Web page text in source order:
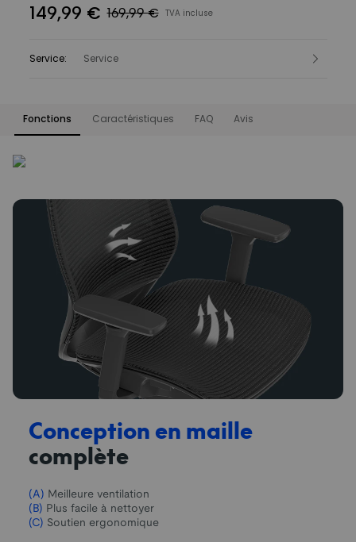
149,99 € 169,99 € TVA incluse
Service: Service
Fonctions Caractéristiques FAQ Avis
Conception en maille
complète
(A) Meilleure ventilation
(B) Plus facile à nettoyer
(C) Soutien ergonomique